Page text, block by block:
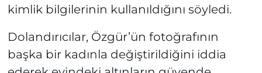
kimlik bilgilerinin kullanıldığını söyledi.
Dolandırıcılar, Özgür’ün fotoğrafının
başka bir kadınla değiştirildiğini iddia